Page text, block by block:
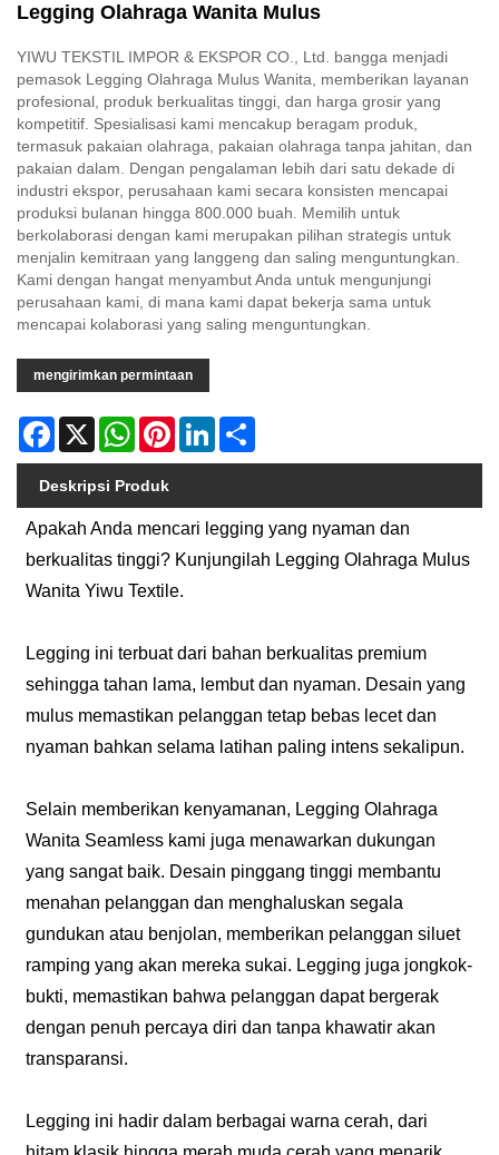
Legging Olahraga Wanita Mulus
YIWU TEKSTIL IMPOR & EKSPOR CO., Ltd. bangga menjadi
pemasok Legging Olahraga Mulus Wanita, memberikan layanan
profesional, produk berkualitas tinggi, dan harga grosir yang
kompetitif. Spesialisasi kami mencakup beragam produk,
termasuk pakaian olahraga, pakaian olahraga tanpa jahitan, dan
pakaian dalam. Dengan pengalaman lebih dari satu dekade di
industri ekspor, perusahaan kami secara konsisten mencapai
produksi bulanan hingga 800.000 buah. Memilih untuk
berkolaborasi dengan kami merupakan pilihan strategis untuk
menjalin kemitraan yang langgeng dan saling menguntungkan.
Kami dengan hangat menyambut Anda untuk mengunjungi
perusahaan kami, di mana kami dapat bekerja sama untuk
mencapai kolaborasi yang saling menguntungkan.
mengirimkan permintaan
Facebook
X WhatsAppPinterestLinkedIn
Deskripsi Produk
Apakah Anda mencari legging yang nyaman dan
berkualitas tinggi? Kunjungilah Legging Olahraga Mulus
Wanita Yiwu Textile.
Legging ini terbuat dari bahan berkualitas premium
sehingga tahan lama, lembut dan nyaman. Desain yang
mulus memastikan pelanggan tetap bebas lecet dan
nyaman bahkan selama latihan paling intens sekalipun.
Selain memberikan kenyamanan, Legging Olahraga
Wanita Seamless kami juga menawarkan dukungan
yang sangat baik. Desain pinggang tinggi membantu
menahan pelanggan dan menghaluskan segala
gundukan atau benjolan, memberikan pelanggan siluet
ramping yang akan mereka sukai. Legging juga jongkok-
bukti, memastikan bahwa pelanggan dapat bergerak
dengan penuh percaya diri dan tanpa khawatir akan
transparansi.
Legging ini hadir dalam berbagai warna cerah, dari